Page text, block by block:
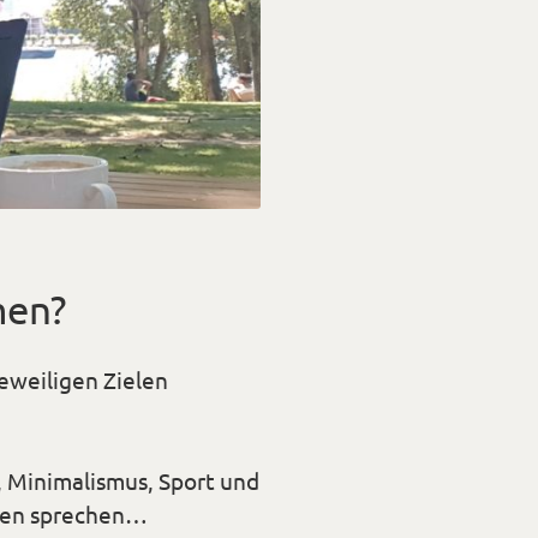
Zielen
Minimalismus, Sport und
sprechen…